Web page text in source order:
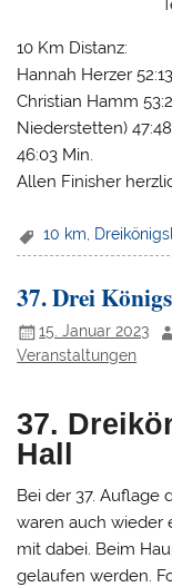
10 Km Distanz:
Hannah Herzer
Christian Hamm
Niederstetten)
46:03 Min.
Allen Finisher
10 km
37. Drei
15. Januar 2023
Veranstaltungen
37.
Hall
Bei der 37. Auflage
waren auch wieder
mit dabei. Beim
gelaufen werden.